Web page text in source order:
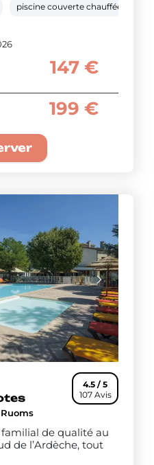
piscine couverte chauffée
147 €
199 €
4.5 / 5
107 Avis
de qualité au
de l’Ardèche, tout